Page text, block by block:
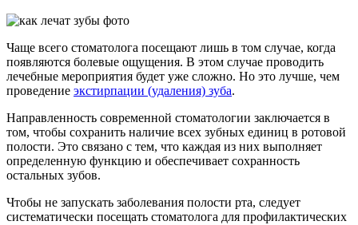
Чаще всего стоматолога посещают лишь в том случае, когда
появляются болевые ощущения. В этом случае проводить
лечебные мероприятия будет уже сложно. Но это лучше, чем
проведение экстирпации (удаления) зуба.
Направленность современной стоматологии заключается в
том, чтобы сохранить наличие всех зубных единиц в ротовой
полости. Это связано с тем, что каждая из них выполняет
определенную функцию и обеспечивает сохранность
остальных зубов.
Чтобы не запускать заболевания полости рта, следует
систематически посещать стоматолога для профилактических